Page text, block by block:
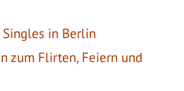
in Berlin
zum Flirten, Feiern und